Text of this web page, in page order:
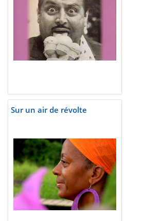
Sur un air de révolte